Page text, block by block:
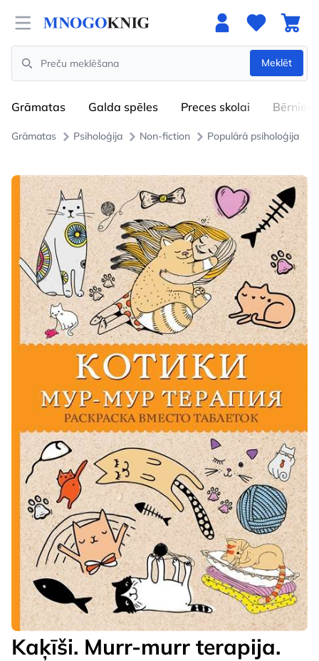
Open menu
Search
Meklēt
Grāmatas Galda spēles Preces skolai Bērniem
Grāmatas Psiholoģija Non-fiction Populārā psiholoģija
Kaķīši. Murr-murr terapija.